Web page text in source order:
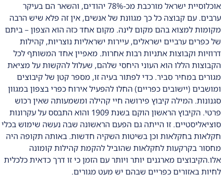
אוכלוסיית ישראל מורכבת מכ-78% יהודים, והשאר הם בעיקר
ערבים. עם קבוצה כל כך מגוונת של אנשים, אין זה פלא שיש הרבה
מקומות למצוא בהם מקום לינה. מקום אחד כזה הוא הצפון – ביתם
של כפרים ערביים ישראלים, עיירות ישראליות נוצריות, קהילות
דרוזיות וקבוצות אתניות רבות אחרות. מאפיין אחד המשותף לכל
הקבוצות הללו הוא העוני היחסי שלהם, שעלול להקשות על מציאת
מגורים במחיר סביר. כדי לפתור בעיה זו, מספר קטן של קיבוצים
ומושבים (יישובים כפריים) החלו להפעילאירוח כפרי בצפוןבמגוון
סגנונות. המילה קיבוץ פירושה חיי קהילה ומשמעותה שאין רכוש
פרטי. הקיבוץ הראשון הוקם בשנת 1909 והוא התבסס על עקרונות
סוציאליסטיים. זו הייתה גם הפעם הראשונה שבה נעשה שימוש בכלי
חקלאות בחקלאות וכן בשיטות השקיה חדשות. באותה תקופה היה
מחסור בקרקעות לחקלאות שהוביל להקמת קהילות קומונה
אלו.הקיבוצים מארגנים יותר ויותר עם הזמן כי זו דרך כדאית כלכלית
לחיות באזורים כפריים שבהם יש מעט מגורים.